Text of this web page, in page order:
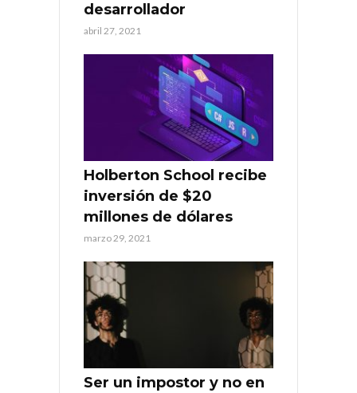
desarrollador
abril 27, 2021
Holberton School recibe
inversión de $20
millones de dólares
marzo 29, 2021
Ser un impostor y no en